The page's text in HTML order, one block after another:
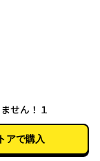
す。
るも、再び世界
ライヴを今世こ
。
拒絶し……!?
せん！１
アで購入